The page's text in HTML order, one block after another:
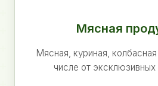
Мясная
Мясная, куриная,
числе от